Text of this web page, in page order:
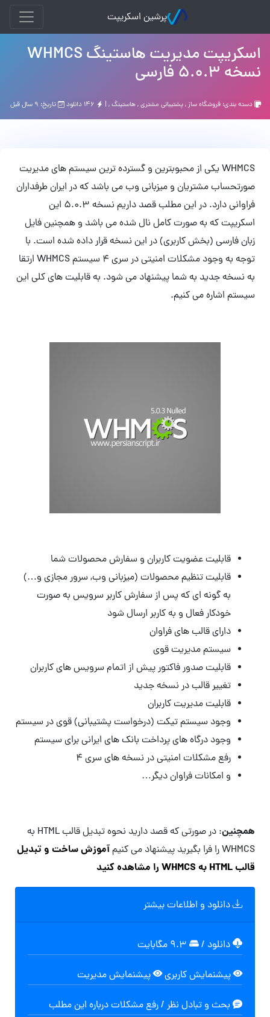
پرشین اسکریپت
اسکریپت مدیریت هاستینگ WHMCS
نسخه 5.0.3 فارسی
دسته بندی: فروشگاه ساز,پشتیبانی مشتری,هاستينگ, | تاریخ: ۹ سال قبل
WHMCS یکی از محبوبترین و گسترده ترین سیستم های مدیریت
صورتحساب مشتریان و میزبانی وب می باشد که در ایران طرفداران
فراوانی دارد. در این مطلب قصد داریم نسخه 5.0.3 این
اسکریپت که به صورت کامل نال شده می باشد و همچنین فایل
زبان فارسی (بخش کاربری) در این نسخه قرار داده شده است. با
توجه به وجود مشکلات امنیتی در سری 4 سیستم WHMCS ارتقا
به نسخه جدید به شما پیشنهاد می شود. به قابلیت های کلی این
سیستم اشاره می کنیم.
قابلیت عضویت کاربران و سفارش محصولات شما
قابلیت تنظیم محصولات (میزبانی وب, سرور مجازی و…)
به گونه ای که پس از سفارش کاربر سرویس به صورت
خودکار فعال و به کاربر ارسال شود
دارای قالب های فراوان
سیستم مدیریت قوی
قابلیت صدور فاکتور پیش از اتمام سرویس های کاربران
تغییر قالب در نسخه جدید
قابلیت مدیریت کاربران
وجود سیستم تیکت (درخواست پشتیبانی) قوی در سیستم
وجود درگاه های پرداخت بانک های ایرانی برای سیستم
رفع مشکلات امنیتی در نسخه های سری ۴
و امکانات فراوان دیگر…
همچنین
: در صورتی که قصد دارید نحوه تبدیل قالب HTML به
WHMCS را فرا بگیرید پیشنهاد می کنیم
آموزش ساخت و تبدیل
قالب HTML به WHMCS را مشاهده کنید
دانلود و اطلاعات بیشتر
دانلود /
پیشنمایش کاربری پیشنمایش مدیریت
بحث و تبادل نظر / رفع مشکلات درباره این مطلب